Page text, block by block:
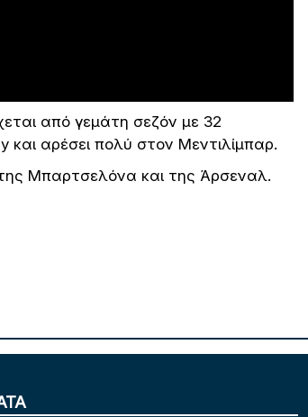
από γεμάτη σεζόν με 32
και αρέσει πολύ στον Μεντιλίμπαρ.
Μπαρτσελόνα και της Άρσεναλ.